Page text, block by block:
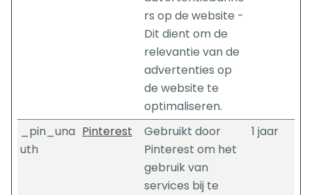
rs op de website -
Dit dient om de
relevantie van de
advertenties op
de website te
optimaliseren.
_pin_una
uth
Pinterest
Gebruikt door
Pinterest om het
gebruik van
services bij te
1 jaar